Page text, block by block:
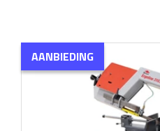
AANBIEDING